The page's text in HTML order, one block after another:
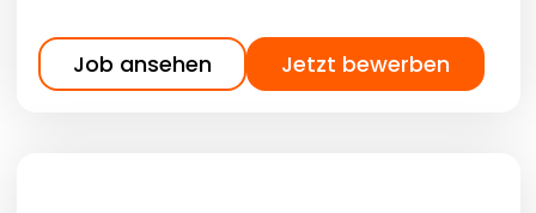
Job ansehen Jetzt bewerben